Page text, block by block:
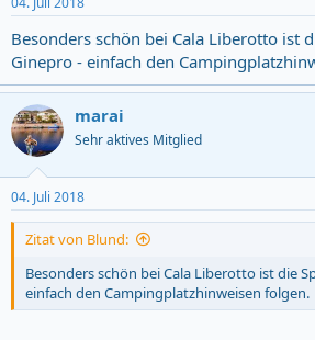
Besonders schön bei Cala Liberotto ist
Ginepro - einfach den
marai
Sehr aktives Mitglied
04. Juli 2018
Zitat von Blund:
Besonders schön bei Cala Liberotto ist die
einfach den Campingplatzhinweisen folgen.